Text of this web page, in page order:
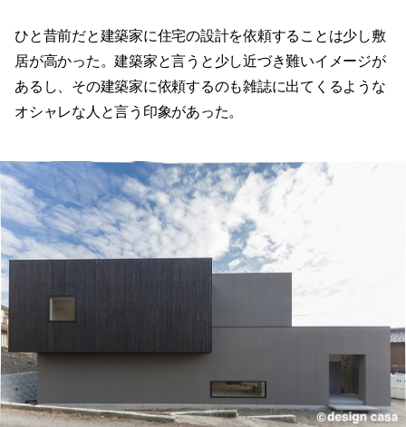
ひと昔前だと建築家に住宅の設計を依頼することは少し敷
居が高かった。建築家と言うと少し近づき難いイメージが
あるし、その建築家に依頼するのも雑誌に出てくるような
オシャレな人と言う印象があった。